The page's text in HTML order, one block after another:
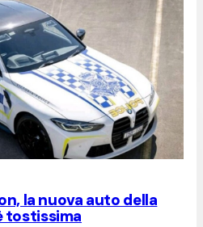
la nuova auto della
tostissima